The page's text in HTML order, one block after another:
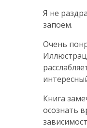
Я не
запоем.
Очень
Книга
осознать